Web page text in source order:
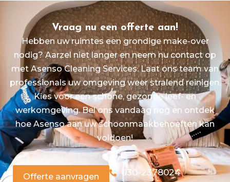
Vraag nu een offerte aan!
Hebben uw ruimtes een grondige make-over
nodig? Aarzel niet langer en neem nu contact op
met Asenso Cleaning Services. Laat ons team van
professionals uw omgeving weer stralend reinigen.
Kies voor een schone, gezonde leef- en
werkomgeving. Bel ons vandaag nog en ontdek
hoe Asenso aan uw schoonmaakbehoeften kan
voldoen!
Offerte aanvragen 030-2378024